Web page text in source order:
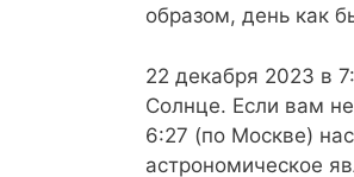
образом, день как
22 декабря 2023 в
Солнце. Если вам
6:27 (по Москве)
астрономическое